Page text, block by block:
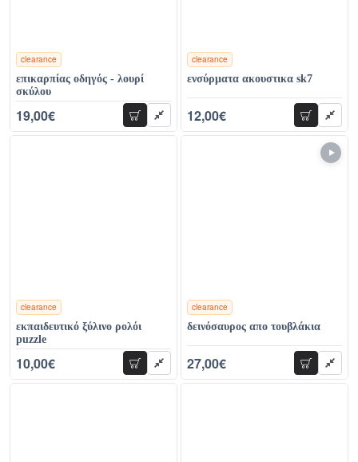
clearance
χρώματα
επικαρπίας οδηγός - λουρί
σκύλου
19,00€ προσθήκη
clearance
χρώματα
ενσύρματα ακουστικα sk7
12,00€ προσθήκη
clearance
χρώματα
εκπαιδευτικό ξύλινο ρολόι
puzzle
10,00€ προσθήκη
clearance
χρώματα
δεινόσαυρος απο τουβλάκια
27,00€ προσθήκη